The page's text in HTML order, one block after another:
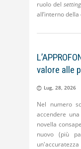
ruolo del setting
all’interno
valore alle
Lug, 28, 2026
Nel numero
accendere
novella
nuovo (più